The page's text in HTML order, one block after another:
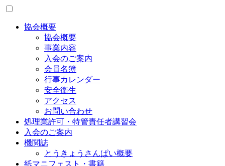
協会概要
協会概要
事業内容
入会のご案内
会員名簿
行事カレンダー
安全衛生
アクセス
お問い合わせ
処理業許可・特管責任者講習会
入会のご案内
機関誌
とうきょうさんぱい概要
紙マニフェスト・書籍